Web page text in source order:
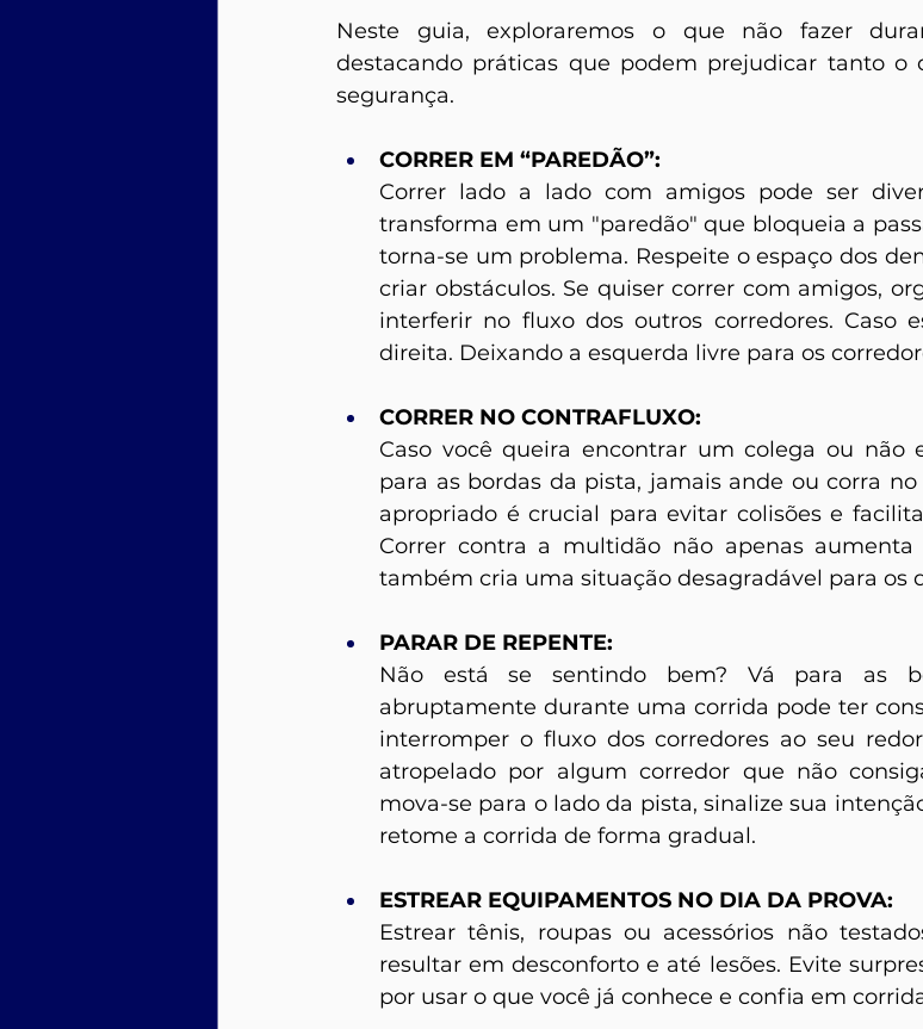
Neste guia, exploraremos o que não fazer
destacando práticas que podem prejudicar tanto o
segurança.
CORRER EM “PAREDÃO”:
Correr lado a lado com amigos pode ser
transforma em um "paredão" que bloqueia a
torna-se um problema. Respeite o espaço dos
criar obstáculos. Se quiser correr com amigos,
interferir no fluxo dos outros corredores. Caso
direita. Deixando a esquerda livre para os
CORRER NO CONTRAFLUXO:
Caso você queira encontrar um colega ou não
para as bordas da pista, jamais ande ou corra
apropriado é crucial para evitar colisões e
Correr contra a multidão não apenas
também cria uma situação desagradável para os
PARAR DE REPENTE:
Não está se sentindo bem? Vá para as
abruptamente durante uma corrida pode ter
interromper o fluxo dos corredores ao seu
atropelado por algum corredor que não
mova-se para o lado da pista, sinalize sua
retome a corrida de forma gradual.
ESTREAR EQUIPAMENTOS NO DIA DA PROVA:
Estrear tênis, roupas ou acessórios não
resultar em desconforto e até lesões. Evite
por usar o que você já conhece e confia em